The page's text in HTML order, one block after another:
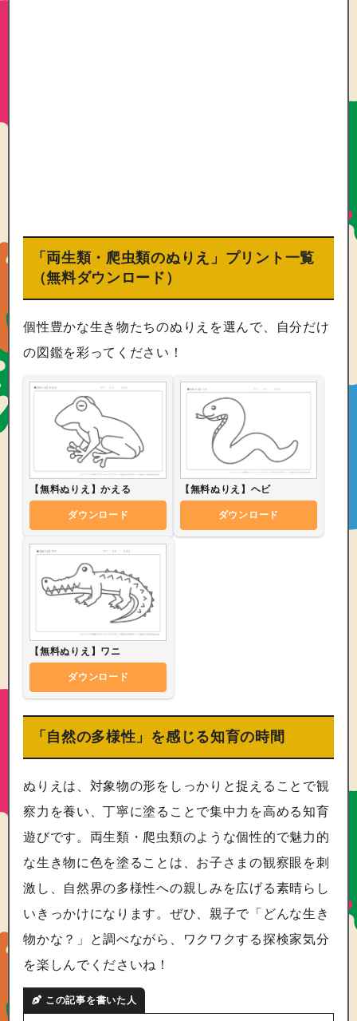
「両生類・爬虫類のぬりえ」プリント一覧
（無料ダウンロード）
個性豊かな生き物たちのぬりえを選んで、自分だけ
の図鑑を彩ってください！
【無料ぬりえ】かえる
ダウンロード
【無料ぬりえ】ヘビ
ダウンロード
【無料ぬりえ】ワニ
ダウンロード
「自然の多様性」を感じる知育の時間
ぬりえは、対象物の形をしっかりと捉えることで観
察力を養い、丁寧に塗ることで集中力を高める知育
遊びです。両生類・爬虫類のような個性的で魅力的
な生き物に色を塗ることは、お子さまの観察眼を刺
激し、自然界の多様性への親しみを広げる素晴らし
いきっかけになります。ぜひ、親子で「どんな生き
物かな？」と調べながら、ワクワクする探検家気分
を楽しんでくださいね！
この記事を書いた人